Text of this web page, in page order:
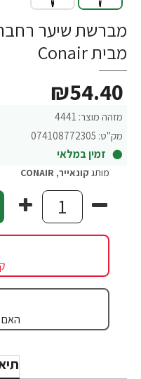
מברשת שיער רחבה
מבית Conair
מזהה מוצר: 4441
מק"ט: 074108772305
זמין במלאי
₪54.40
מותג קונאייר,
CONAIR